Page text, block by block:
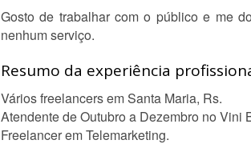
Gosto de trabalhar com o público e me
nenhum serviço.
Resumo da experiência
Vários freelancers em Santa Maria, Rs.
Atendente de Outubro a Dezembro no Vini
Freelancer em Telemarketing.